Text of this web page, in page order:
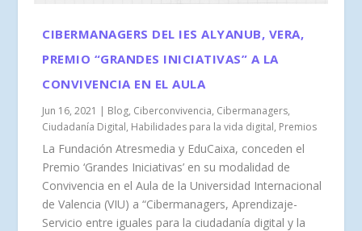
CIBERMANAGERS DEL IES ALYANUB, VERA,
PREMIO “GRANDES INICIATIVAS” A LA
CONVIVENCIA EN EL AULA
Jun 16, 2021 | Blog, Ciberconvivencia, Cibermanagers,
Ciudadanía Digital, Habilidades para la vida digital, Premios
La Fundación Atresmedia y EduCaixa, conceden el
Premio ‘Grandes Iniciativas’ en su modalidad de
Convivencia en el Aula de la Universidad Internacional
de Valencia (VIU) a “Cibermanagers, Aprendizaje-
Servicio entre iguales para la ciudadanía digital y la